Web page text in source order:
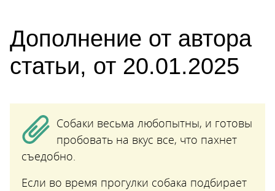
Дополнение от автора
статьи, от 20.01.2025
Собаки весьма любопытны, и готовы
пробовать на вкус все, что пахнет
съедобно.
Если во время прогулки собака подбирает